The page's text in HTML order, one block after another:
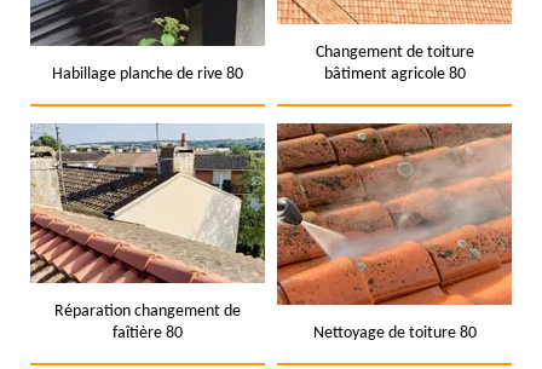
Habillage planche de rive 80
Changement de toiture
bâtiment agricole 80
Réparation changement de
faîtière 80
Nettoyage de toiture 80